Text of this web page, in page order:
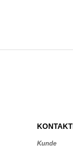
Kunde